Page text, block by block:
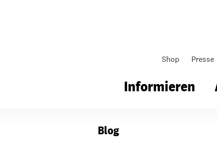
Shop Presse
Informieren
Blog